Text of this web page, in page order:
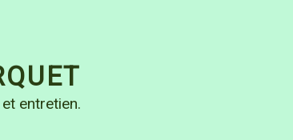
entretien.